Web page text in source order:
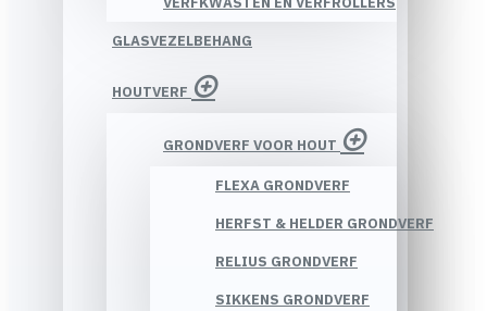
GLASVEZELBEHANG
HOUTVERF
GRONDVERF VOOR HOUT
FLEXA GRONDVERF
HERFST & HELDER GRONDVERF
RELIUS GRONDVERF
SIKKENS GRONDVERF